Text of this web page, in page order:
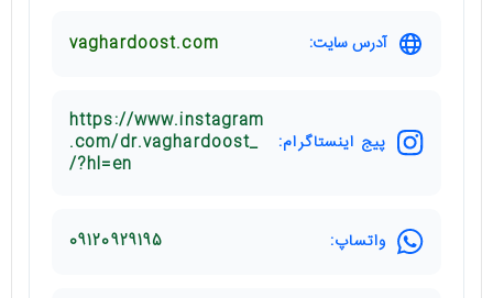
آدرس سایت: vaghardoost.com
پیج اینستاگرام:
https://www.instagram
.com/dr.vaghardoost_
/?hl=en
واتساپ: 09120929195